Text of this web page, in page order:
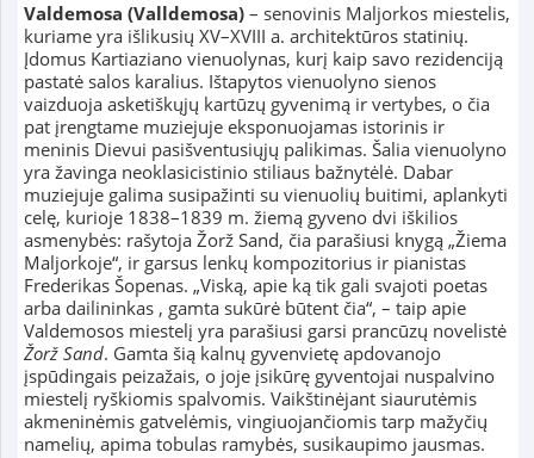
Valdemosa (Valldemosa)– senovinis Maljorkos miestelis,
kuriame yra išlikusių XV–XVIII a. architektūros statinių.
Įdomus Kartiaziano vienuolynas, kurį kaip savo rezidenciją
pastatė salos karalius. Ištapytos vienuolyno sienos
vaizduoja asketiškųjų kartūzų gyvenimą ir vertybes, o čia
pat įrengtame muziejuje eksponuojamas istorinis ir
meninis Dievui pasišventusiųjų palikimas. Šalia vienuolyno
yra žavinga neoklasicistinio stiliaus bažnytėlė. Dabar
muziejuje galima susipažinti su vienuolių buitimi, aplankyti
celę, kurioje 1838–1839 m. žiemą gyveno dvi iškilios
asmenybės: rašytoja Žorž Sand, čia parašiusi knygą „Žiema
Maljorkoje“, ir garsus lenkų kompozitorius ir pianistas
Frederikas Šopenas. „Viską, apie ką tik gali svajoti poetas
arba dailininkas , gamta sukūrė būtent čia“, – taip apie
Valdemosos miestelį yra parašiusi garsi prancūzų novelistė
Žorž Sand. Gamta šią kalnų gyvenvietę apdovanojo
įspūdingais peizažais, o joje įsikūrę gyventojai nuspalvino
miestelį ryškiomis spalvomis. Vaikštinėjant siaurutėmis
akmeninėmis gatvelėmis, vingiuojančiomis tarp mažyčių
namelių, apima tobulas ramybės, susikaupimo jausmas.